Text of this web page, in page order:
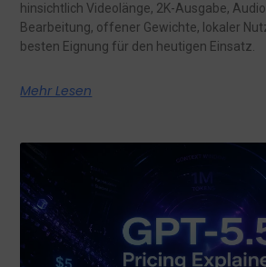
hinsichtlich Videolänge, 2K-Ausgabe,
Bearbeitung, offener Gewichte, lokaler
besten Eignung für den heutigen Einsatz.
Mehr Lesen